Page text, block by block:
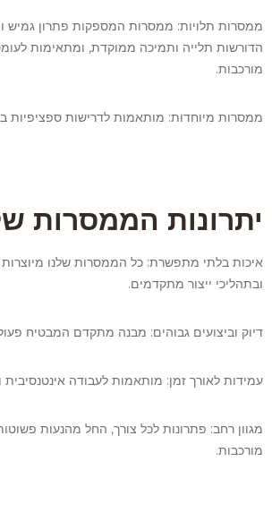
ממסרות תלויות: ממסרות המספקות פתרון גמיש
הדורשות תלייה ותמיכה ממוקדת, ומתאימות
מורכבות.
ממסרות מיוחדות: מותאמות לדרישות ספציפיות
יתרונות הממסרות
איכות בלתי מתפשרת: כל הממסרות שלנו
ובתהליכי ייצור מתקדמים.
דיוק וביצועים גבוהים: מבנה מתקדם המבטיח
עמידות לאורך זמן: מותאמות לעבודה אינטנסיבית
מגוון רחב: פתרונות לכל צורך, החל מהנעות
מורכבות.